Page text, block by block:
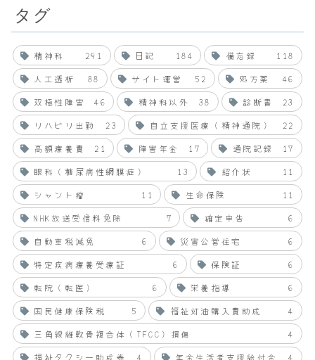
タグ
精神科 291 日記 184 備忘録
118
人工透析
88 サイト運営 52 処方薬
46
双極性障害
46 精神科以外 38 診断書
23
リハビリ出勤
23 自立支援医療（精神通院）
22
高額療養費
21 障害年金 17 通院記録
17
眼科（糖尿病性網膜症）
13 紹介状
11
シャント瘤
11 生命保険
11
NHK放送受信料免除
7 確定申告
6
自動車税減免
6 災害公営住宅
6
特定疾病療養受療証
6 保険証
6
転院（転医）
6 栄養指導
6
国民健康保険税
5 福祉灯油購入費助成
4
三角線維軟骨複合体（TFCC）損傷
4
福祉タクシー助成券
4 年金生活者支援給付金 4